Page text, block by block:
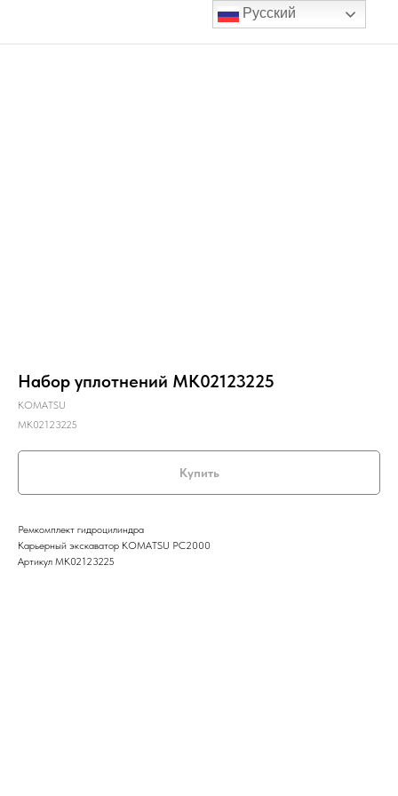
Русский
Набор уплотнений MK02123225
KOMATSU
MK02123225
Купить
Ремкомплект гидроцилиндра
Карьерный экскаватор KOMATSU PC2000
Артикул MK02123225